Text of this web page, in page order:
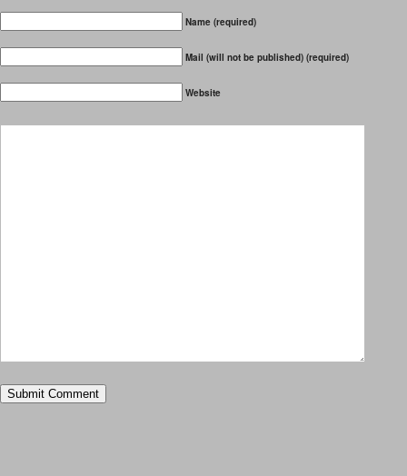
Name (required)
Mail (will not be published) (required)
Website